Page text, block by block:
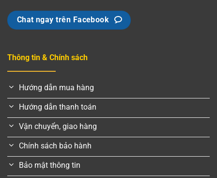
Chat ngay trên Facebook
Thông tin & Chính sách
Hướng dẫn mua hàng
Hướng dẫn thanh toán
Vận chuyển, giao hàng
Chính sách bảo hành
Bảo mật thông tin